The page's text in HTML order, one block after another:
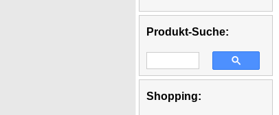
Produkt-Suche:
Shopping: